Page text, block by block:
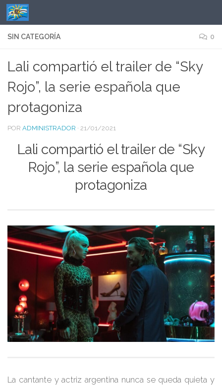
Saltar al contenido
SIN CATEGORÍA 0
Lali compartió el trailer de “Sky
Rojo”, la serie española que
protagoniza
POR ADMINISTRADOR · 21/01/2021
Lali compartió el trailer de “Sky
Rojo”, la serie española que
protagoniza
La cantante y actriz argentina nunca se queda quieta y